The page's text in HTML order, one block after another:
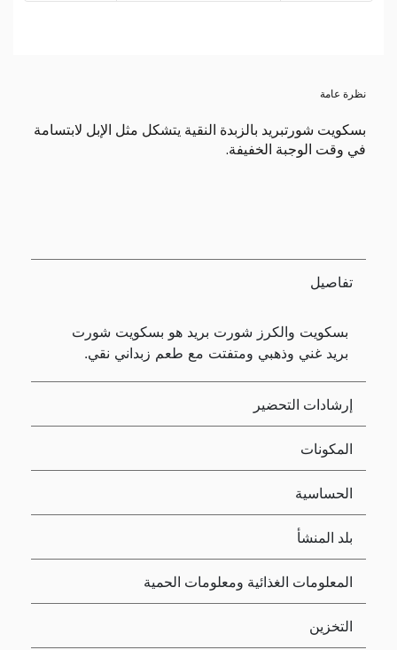
نظرة عامة
بسكويت شورتبريد بالزبدة النقية يتشكل مثل الإبل لابتسامة
في وقت الوجبة الخفيفة.
تفاصيل
بسكويت والكرز شورت بريد هو بسكويت شورت
بريد غني وذهبي ومتفتت مع طعم زبداني نقي.
إرشادات التحضير
المكونات
الحساسية
بلد المنشأ
المعلومات الغذائية ومعلومات الحمية
التخزين